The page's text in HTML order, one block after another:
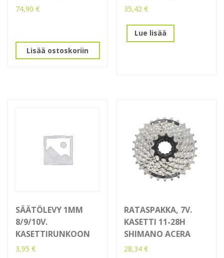
74,90 €
Lisää ostoskoriin
35,42€
Lue lisää
SÄÄTÖLEVY 1MM
8/9/10V.
KASETTIRUNKOON
3,95 €
RATASPAKKA, 7V.
KASETTI 11-28H
SHIMANO ACERA
28,34€